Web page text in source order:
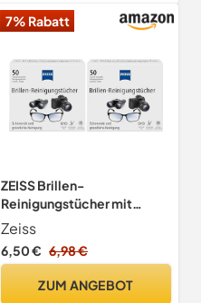
7% Rabatt
ZEISS Brillen-
Reinigungstücher mit
Alkohol 50 Stück zur
schonenden & gründlichen
Reinigung Ihrer
einzeln verpackt - ideal für
Zeiss
6,50 € 6,98 €
ZUM ANGEBOT